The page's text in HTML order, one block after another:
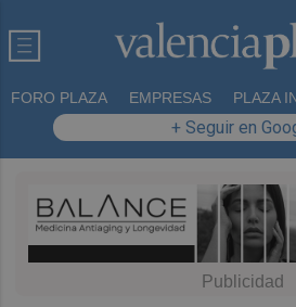
FORO PLAZA EMPRESAS PLAZA
+ Seguir en